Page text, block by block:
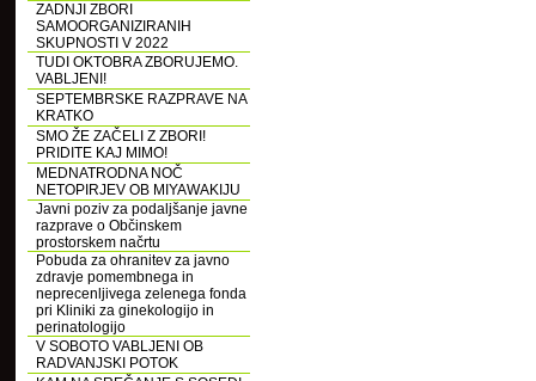
ZADNJI ZBORI
SAMOORGANIZIRANIH
SKUPNOSTI V 2022
TUDI OKTOBRA ZBORUJEMO.
VABLJENI!
SEPTEMBRSKE RAZPRAVE NA
KRATKO
SMO ŽE ZAČELI Z ZBORI!
PRIDITE KAJ MIMO!
MEDNATRODNA NOČ
NETOPIRJEV OB MIYAWAKIJU
Javni poziv za podaljšanje javne
razprave o Občinskem
prostorskem načrtu
Pobuda za ohranitev za javno
zdravje pomembnega in
neprecenljivega zelenega fonda
pri Kliniki za ginekologijo in
perinatologijo
V SOBOTO VABLJENI OB
RADVANJSKI POTOK